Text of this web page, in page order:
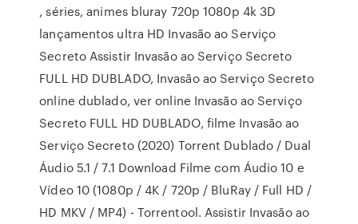
, séries, animes bluray 720p 1080p 4k 3D
lançamentos ultra HD Invasão ao Serviço
Secreto Assistir Invasão ao Serviço Secreto
FULL HD DUBLADO, Invasão ao Serviço Secreto
online dublado, ver online Invasão ao Serviço
Secreto FULL HD DUBLADO, filme Invasão ao
Serviço Secreto (2020) Torrent Dublado / Dual
Áudio 5.1 / 7.1 Download Filme com Áudio 10 e
Vídeo 10 (1080p / 4K / 720p / BluRay / Full HD /
HD MKV / MP4) - Torrentool. Assistir Invasão ao